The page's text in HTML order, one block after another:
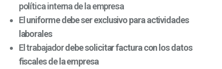
política interna de la empresa
Eluniforme debe ser exclusivo para actividades
laborales
El trabajadordebe solicitar factura con los datos
fiscales de la empresa